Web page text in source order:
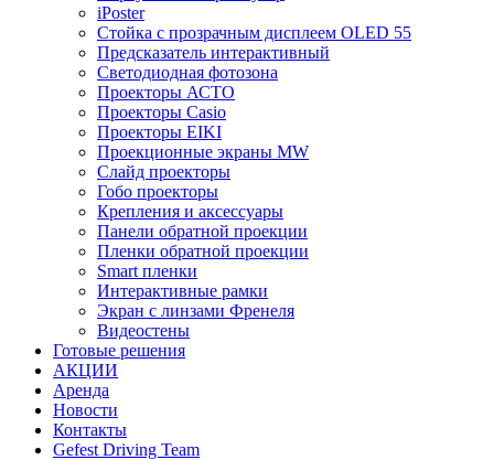
iPoster
Стойка с прозрачным дисплеем OLED 55
Предсказатель интерактивный
Светодиодная фотозона
Проекторы АСТО
Проекторы Casio
Проекторы EIKI
Проекционные экраны MW
Слайд проекторы
Гобо проекторы
Крепления и аксессуары
Панели обратной проекции
Пленки обратной проекции
Smart пленки
Интерактивные рамки
Экран с линзами Френеля
Видеостены
Готовые решения
АКЦИИ
Аренда
Новости
Контакты
Gefest Driving Team